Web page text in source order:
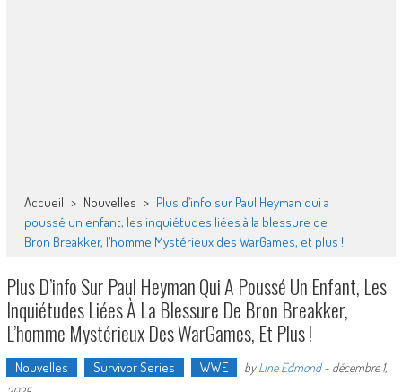
Accueil > Nouvelles > Plus d’info sur Paul Heyman qui a
poussé un enfant, les inquiétudes liées à la blessure de
Bron Breakker, l’homme Mystérieux des WarGames, et plus !
Plus D’info Sur Paul Heyman Qui A Poussé Un Enfant, Les
Inquiétudes Liées À La Blessure De Bron Breakker,
L’homme Mystérieux Des WarGames, Et Plus !
Nouvelles Survivor Series WWE byLine Edmond- décembre 1,